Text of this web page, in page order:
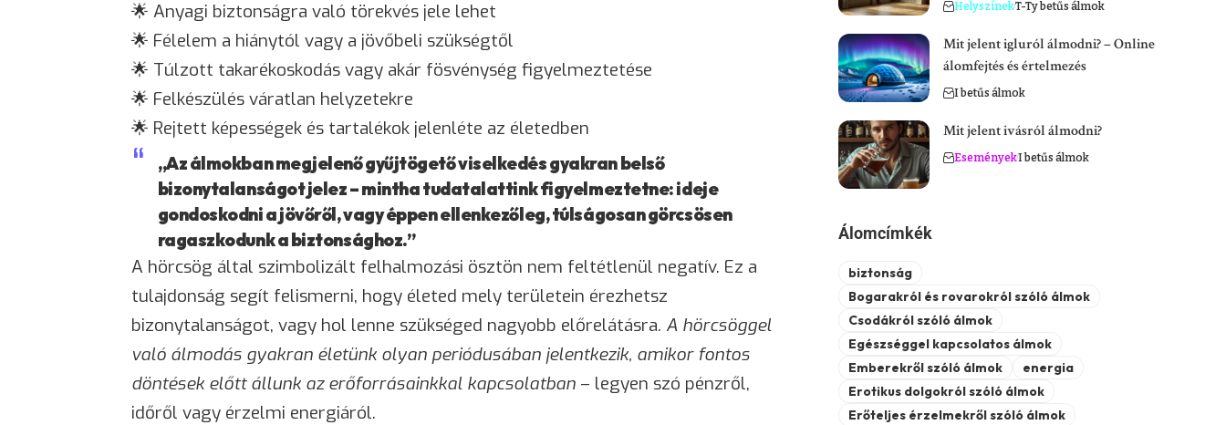
🌟 Anyagi biztonságra való törekvés jele lehet
🌟 Félelem a hiánytól vagy a jövőbeli szükségtől
🌟 Túlzott takarékoskodás vagy akár fösvénység figyelmeztetése
🌟 Felkészülés váratlan helyzetekre
🌟 Rejtett képességek és tartalékok jelenléte az életedben
„Az álmokban megjelenő gyűjtögető viselkedés gyakran belső
bizonytalanságot jelez – mintha tudatalattink figyelmeztetne: ideje
gondoskodni a jövőről, vagy éppen ellenkezőleg, túlságosan görcsösen
ragaszkodunk a biztonsághoz.”
A hörcsög által szimbolizált felhalmozási ösztön nem feltétlenül negatív. Ez a
tulajdonság segít felismerni, hogy életed mely területein érezhetsz
bizonytalanságot, vagy hol lenne szükséged nagyobb előrelátásra. A hörcsöggel
való álmodás gyakran életünk olyan periódusában jelentkezik, amikor fontos
döntések előtt állunk az erőforrásainkkal kapcsolatban – legyen szó pénzről,
időről vagy érzelmi energiáról.
HelyszínekT-Ty betűs álmok
Mit jelent igluról álmodni? – Online
álomfejtés és értelmezés
I betűs álmok
Mit jelent ivásról álmodni?
EseményekI betűs álmok
Álomcímkék
biztonság
Bogarakról és rovarokról szóló álmok
Csodákról szóló álmok
Egészséggel kapcsolatos álmok
Emberekről szóló álmok
energia
Erotikus dolgokról szóló álmok
Erőteljes érzelmekről szóló álmok